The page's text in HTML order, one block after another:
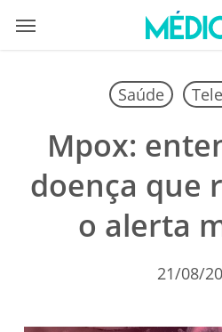
Menu
Saúde
Mpox:
doença que
o alerta
21/08/